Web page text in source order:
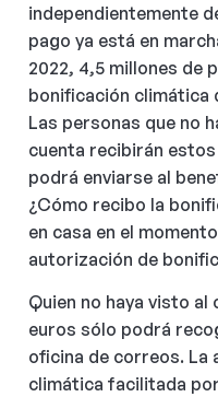
independientemente
pago ya está en
2022, 4,5 millones de
bonificación climática
Las personas que no
cuenta recibirán
podrá enviarse al
¿Cómo recibo la
en casa en el
autorización de
Quien no haya visto
euros sólo podrá
oficina de correos. La
climática facilitada